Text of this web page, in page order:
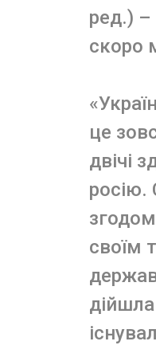
ред.) –
скоро
це
двічі
росію.
своїм